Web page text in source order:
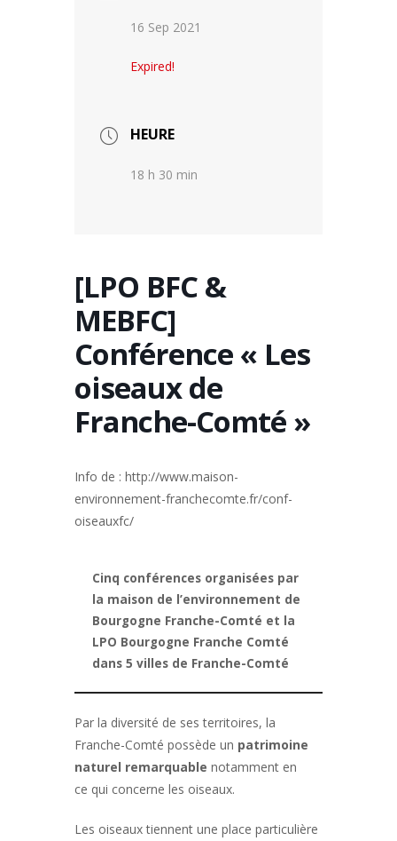
16 Sep 2021
Expired!
HEURE
18 h 30 min
[LPO BFC &
MEBFC]
Conférence « Les
oiseaux de
Franche-Comté »
Info de : http://www.maison-
environnement-franchecomte.fr/conf-
oiseauxfc/
Cinq conférences organisées par
la maison de l’environnement de
Bourgogne Franche-Comté et la
LPO Bourgogne Franche Comté
dans 5 villes de Franche-Comté
Par la diversité de ses territoires, la
Franche-Comté possède un patrimoine
naturel remarquable notamment en
ce qui concerne les oiseaux.
Les oiseaux tiennent une place particulière